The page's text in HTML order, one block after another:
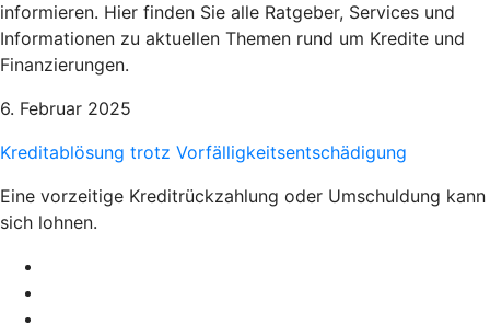
informieren. Hier finden Sie alle Ratgeber, Services und
Informationen zu aktuellen Themen rund um Kredite und
Finanzierungen.
6. Februar 2025
Kreditablösung trotz Vorfälligkeitsentschädigung
Eine vorzeitige Kreditrückzahlung oder Umschuldung kann
sich lohnen.